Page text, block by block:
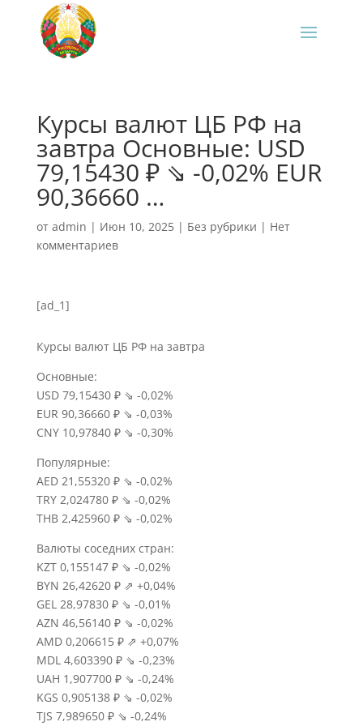
Курсы валют ЦБ РФ на
завтра Основные: USD
79,15430 ₽ ⇘ -0,02% EUR
90,36660 …
от admin | Июн 10, 2025| Без рубрики | Нет
комментариев
[ad_1]
Курсы валют ЦБ РФ на завтра
Основные:
USD 79,15430 ₽ ⇘ -0,02%
EUR 90,36660 ₽ ⇘ -0,03%
CNY 10,97840 ₽ ⇘ -0,30%
Популярные:
AED 21,55320 ₽ ⇘ -0,02%
TRY 2,024780 ₽ ⇘ -0,02%
THB 2,425960 ₽ ⇘ -0,02%
Валюты соседних стран:
KZT 0,155147 ₽ ⇘ -0,02%
BYN 26,42620 ₽ ⇗ +0,04%
GEL 28,97830 ₽ ⇘ -0,01%
AZN 46,56140 ₽ ⇘ -0,02%
AMD 0,206615 ₽ ⇗ +0,07%
MDL 4,603390 ₽ ⇘ -0,23%
UAH 1,907700 ₽ ⇘ -0,24%
KGS 0,905138 ₽ ⇘ -0,02%
TJS 7,989650 ₽ ⇘ -0,24%